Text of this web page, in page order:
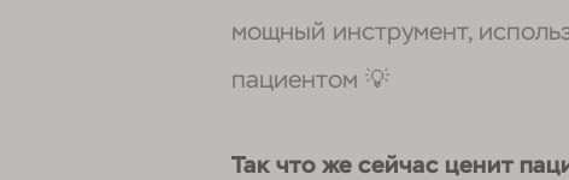
мощный инструмент,
пациентом 💡
Так что же сейчас ценит